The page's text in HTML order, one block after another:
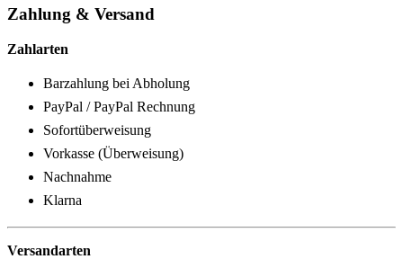
Zahlung & Versand
Zahlarten
Barzahlung bei Abholung
PayPal / PayPal Rechnung
Sofortüberweisung
Vorkasse (Überweisung)
Nachnahme
Klarna
Versandarten